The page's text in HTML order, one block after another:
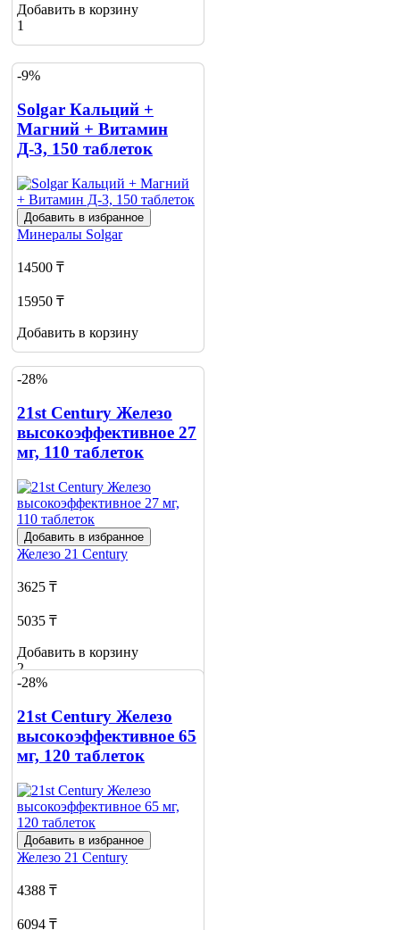
Добавить в корзину
1
-9%
Solgar Кальций +
Магний + Витамин
Д-3, 150 таблеток
Добавить в избранное
Минералы Solgar
14500 ₸
15950 ₸
Добавить в корзину
-28%
21st Century Железо
высокоэффективное 27
мг, 110 таблеток
Добавить в избранное
Железо 21 Century
3625 ₸
5035 ₸
Добавить в корзину
2
-28%
21st Century Железо
высокоэффективное 65
мг, 120 таблеток
Добавить в избранное
Железо 21 Century
4388 ₸
6094 ₸